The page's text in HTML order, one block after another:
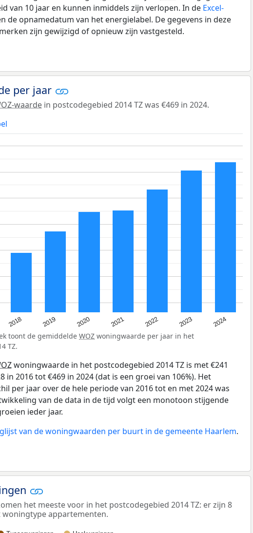
van 10 jaar en kunnen inmiddels zijn verlopen. In de Excel-
de opnamedatum van het energielabel. De gegevens in deze
zijn gewijzigd of opnieuw zijn vastgesteld.
per jaar
waarde in postcodegebied 2014 TZ was €469 in 2024.
2018 2019 2020 2021 2022 2023 2024
toont de gemiddelde WOZ woningwaarde per jaar in het
TZ.
woningwaarde in het postcodegebied 2014 TZ is met €241
in 2016 tot €469 in 2024 (dat is een groei van 106%). Het
per jaar over de hele periode van 2016 tot en met 2024 was
van de data in de tijd volgt een monotoon stijgende
ieder jaar.
van de woningwaarden per buurt in de gemeente Haarlem.
het meeste voor in het postcodegebied 2014 TZ: er zijn 8
woningtype appartementen.